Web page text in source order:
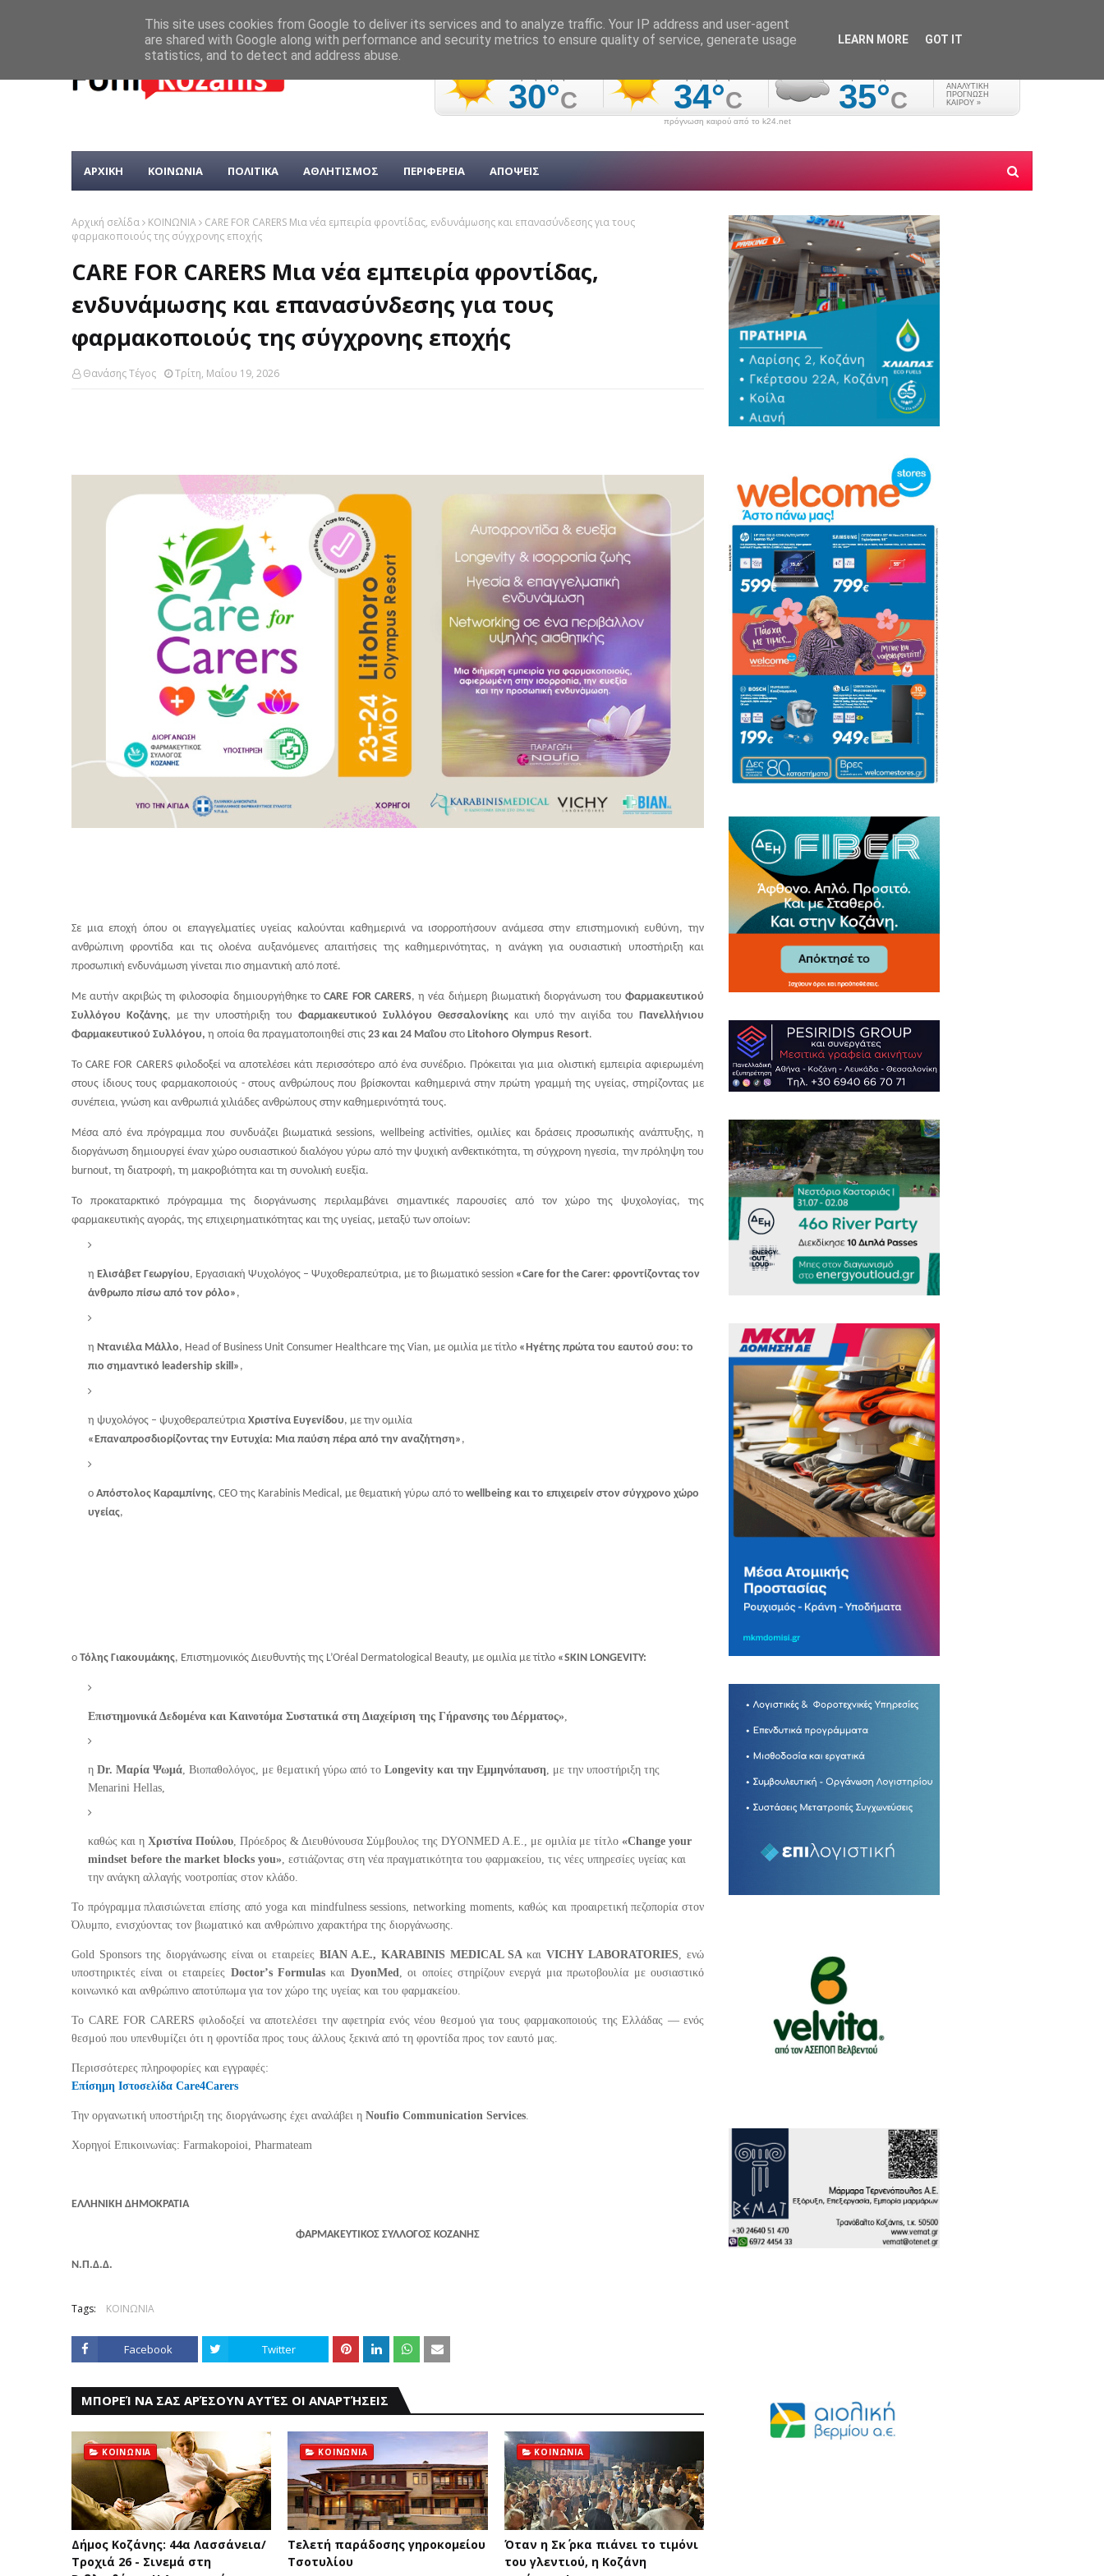
πρόγνωση καιρού από το k24.net
ΑΡΧΙΚΗ ΚΟΙΝΩΝΙΑ ΠΟΛΙΤΙΚΑ ΑΘΛΗΤΙΣΜΟΣ ΠΕΡΙΦΕΡΕΙΑ ΑΠΟΨΕΙΣ
Αρχική σελίδα ΚΟΙΝΩΝΙΑ
CARE FOR CARERS Μια νέα εμπειρία φροντίδας, ενδυνάμωσης και επανασύνδεσης για τους
φαρμακοποιούς της σύγχρονης εποχής
CARE FOR CARERS Μια νέα εμπειρία φροντίδας,
ενδυνάμωσης και επανασύνδεσης για τους
φαρμακοποιούς της σύγχρονης εποχής
Θανάσης Τέγος Τρίτη, Μαΐου 19, 2026
Σε μια εποχή όπου οι επαγγελματίες υγείας καλούνται καθημερινά να ισορροπήσουν ανάμεσα στην επιστημονική ευθύνη, την
ανθρώπινη φροντίδα και τις ολοένα αυξανόμενες απαιτήσεις της καθημερινότητας, η ανάγκη για ουσιαστική υποστήριξη και
προσωπική ενδυνάμωση γίνεται πιο σημαντική από ποτέ.
Με αυτήν ακριβώς τη φιλοσοφία δημιουργήθηκε τοCARE FOR CARERS, η νέα διήμερη βιωματική διοργάνωση του Φαρμακευτικού
Συλλόγου Κοζάνης, με την υποστήριξη του Φαρμακευτικού Συλλόγου Θεσσαλονίκης και υπό την αιγίδα του Πανελλήνιου
Φαρμακευτικού Συλλόγου, η οποία θα πραγματοποιηθεί στις 23 και 24 Μαΐου στο Litohoro Olympus Resort.
Το CARE FOR CARERS φιλοδοξεί να αποτελέσει κάτι περισσότερο από ένα συνέδριο. Πρόκειται για μια ολιστική εμπειρία αφιερωμένη
στους ίδιους τους φαρμακοποιούς - στους ανθρώπους που βρίσκονται καθημερινά στην πρώτη γραμμή της υγείας, στηρίζοντας με
συνέπεια, γνώση και ανθρωπιά χιλιάδες ανθρώπους στην καθημερινότητά τους.
Μέσα από ένα πρόγραμμα που συνδυάζει βιωματικά sessions, wellbeing activities, ομιλίες και δράσεις προσωπικής ανάπτυξης, η
διοργάνωση δημιουργεί έναν χώρο ουσιαστικού διαλόγου γύρω από την ψυχική ανθεκτικότητα, τη σύγχρονη ηγεσία, την πρόληψη του
burnout, τη διατροφή, τη μακροβιότητα και τη συνολική ευεξία.
Το προκαταρκτικό πρόγραμμα της διοργάνωσης περιλαμβάνει σημαντικές παρουσίες από τον χώρο της ψυχολογίας, της
φαρμακευτικής αγοράς, της επιχειρηματικότητας και της υγείας, μεταξύ των οποίων:
η Ελισάβετ Γεωργίου, Εργασιακή Ψυχολόγος – Ψυχοθεραπεύτρια, με το βιωματικό session «Care for the Carer: φροντίζοντας τον
άνθρωπο πίσω από τον ρόλο» ,
η Ντανιέλα Μάλλο, Head of Business Unit Consumer Healthcare της Vian, με ομιλία με τίτλο «Ηγέτης πρώτα του εαυτού σου: το
πιο σημαντικό leadership skill» ,
η ψυχολόγος – ψυχοθεραπεύτρια Χριστίνα Ευγενίδου, με την ομιλία
«Επαναπροσδιορίζοντας την Ευτυχία: Μια παύση πέρα από την αναζήτηση» ,
ο Απόστολος Καραμπίνης, CEO της Karabinis Medical, με θεματική γύρω από το wellbeing και το επιχειρείν στον σύγχρονο χώρο
υγείας,
ο Τόλης Γιακουμάκης, Επιστημονικός Διευθυντής της L’Oréal Dermatological Beauty, με ομιλία με τίτλο «SKIN LONGEVITY:
Επιστημονικά Δεδομένα και Καινοτόμα Συστατικά στη Διαχείριση της Γήρανσης του Δέρματος»,
η Dr. Μαρία Ψωμά , Βιοπαθολόγος, με θεματική γύρω από το Longevity και την Εμμηνόπαυση , με την υποστήριξη της
Menarini Hellas,
καθώς και η Χριστίνα Πούλου , Πρόεδρος & Διευθύνουσα Σύμβουλος της DYONMED A.E., με ομιλία με τίτλο «Change your
mindset before the market blocks you» , εστιάζοντας στη νέα πραγματικότητα του φαρμακείου, τις νέες υπηρεσίες υγείας και
την ανάγκη αλλαγής νοοτροπίας στον κλάδο.
Το πρόγραμμα πλαισιώνεται επίσης από yoga και mindfulness sessions, networking moments, καθώς και προαιρετική πεζοπορία στον
Όλυμπο, ενισχύοντας τον βιωματικό και ανθρώπινο χαρακτήρα της διοργάνωσης.
Gold Sponsors της διοργάνωσης είναι οι εταιρείες ΒΙΑΝ Α.Ε., KARABINIS MEDICAL SAκαι VICHY LABORATORIES , ενώ
υποστηρικτές είναι οι εταιρείες Doctor’s Formulas και DyonMed
, οι οποίες στηρίζουν ενεργά μια πρωτοβουλία με ουσιαστικό
κοινωνικό και ανθρώπινο αποτύπωμα για τον χώρο της υγείας και του φαρμακείου.
Το CARE FOR CARERS φιλοδοξεί να αποτελέσει την αφετηρία ενός νέου θεσμού για τους φαρμακοποιούς της Ελλάδας — ενός
θεσμού που υπενθυμίζει ότι η φροντίδα προς τους άλλους ξεκινά από τη φροντίδα προς τον εαυτό μας.
Περισσότερες πληροφορίες και εγγραφές:
Επίσημη Ιστοσελίδα Care4Carers
Την οργανωτική υποστήριξη της διοργάνωσης έχει αναλάβει η Noufio Communication Services
Χορηγοί Επικοινωνίας: Farmakopoioi Pharmateam
ΕΛΛΗΝΙΚΗ ΔΗΜΟΚΡΑΤΙΑ
ΦΑΡΜΑΚΕΥΤΙΚΟΣ ΣΥΛΛΟΓΟΣ ΚΟΖΑΝΗΣ
Ν.Π.Δ.Δ.
Tags: ΚΟΙΝΩΝΙΑ
Facebook Twitter
ΜΠΟΡΕΊ ΝΑ ΣΑΣ ΑΡΈΣΟΥΝ ΑΥΤΈΣ ΟΙ ΑΝΑΡΤΉΣΕΙΣ
ΚΟΙΝΩΝΙΑ
Δήμος Κοζάνης: 44α Λασσάνεια/
Τροχιά 26 - Σινεμά στη
ΚΟΙΝΩΝΙΑ
Τελετή παράδοσης γηροκομείου
Τσοτυλίου
ΚΟΙΝΩΝΙΑ
Όταν η Σκ΄ ρκα πιάνει το τιμόνι
του γλεντιού, η Κοζάνη
This site uses cookies from Google to deliver its services and to analyze traffic. Your IP address and user-agent
are shared with Google along with performance and security metrics to ensure quality of service, generate usage
statistics, and to detect and address abuse.
LEARN MORE GOT IT